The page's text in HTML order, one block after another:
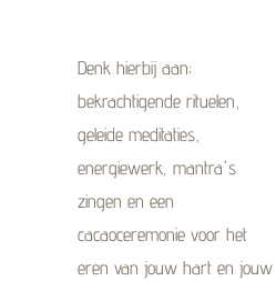
Denk hierbij aan;
bekrachtigende rituelen,
geleide meditaties,
energiewerk, mantra's
zingen en een
cacaoceremonie voor het
eren van jouw hart en jouw